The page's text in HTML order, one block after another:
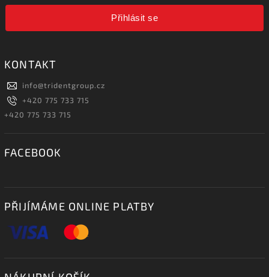
Přihlásit se
KONTAKT
info@tridentgroup.cz
+420 775 733 715
+420 775 733 715
FACEBOOK
PŘIJÍMÁME ONLINE PLATBY